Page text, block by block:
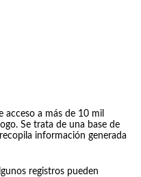
acceso a más de 10 mil
Se trata de una base de
información generada
registros pueden